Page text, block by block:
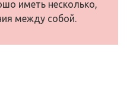
иметь несколько,
между собой.